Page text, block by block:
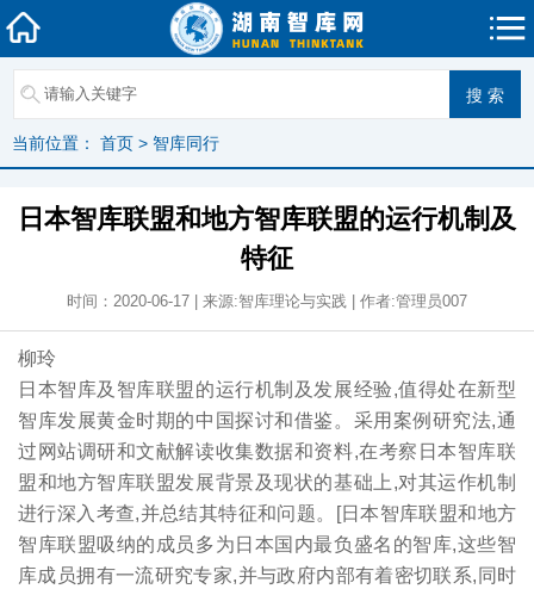
当前位置： 首页 > 智库同行
日本智库联盟和地方智库联盟的运行机制及
特征
时间：2020-06-17 | 来源:智库理论与实践 | 作者:管理员007
柳玲
日本智库及智库联盟的运行机制及发展经验,值得处在新型
智库发展黄金时期的中国探讨和借鉴。采用案例研究法,通
过网站调研和文献解读收集数据和资料,在考察日本智库联
盟和地方智库联盟发展背景及现状的基础上,对其运作机制
进行深入考查,并总结其特征和问题。[日本智库联盟和地方
智库联盟吸纳的成员多为日本国内最负盛名的智库,这些智
库成员拥有一流研究专家,并与政府内部有着密切联系,同时